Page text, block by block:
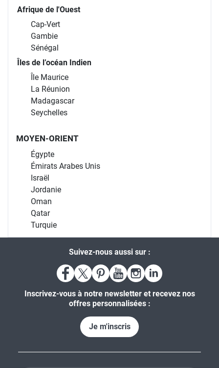
Afrique de l'Ouest
Cap-Vert
Gambie
Sénégal
Îles de l’océan Indien
Île Maurice
La Réunion
Madagascar
Seychelles
MOYEN-ORIENT
Égypte
Émirats Arabes Unis
Israël
Jordanie
Oman
Qatar
Turquie
Suivez-nous aussi sur :
Inscrivez-vous à notre newsletter et recevez nos
offres personnalisées :
Je m'inscris